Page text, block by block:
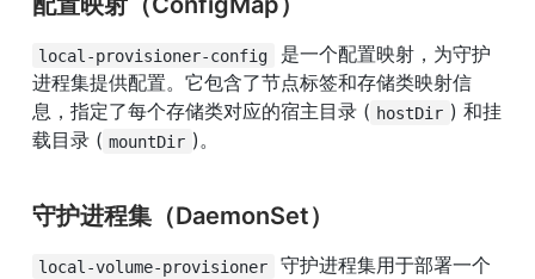
local-provisioner-config
是一个配置映射，为守护
进程集提供配置。它包含了节点标签和存储类映射信
息，指定了每个存储类对应的宿主目录 ( hostDir ) 和挂
载目录 ( mountDir )。
守护进程集（DaemonSet）
local-volume-provisioner
守护进程集用于部署一个